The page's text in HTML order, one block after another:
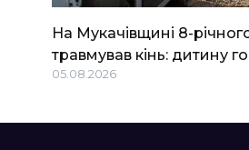
На Мукачівщині 8-
травмував кінь: дитину
05.08.2026